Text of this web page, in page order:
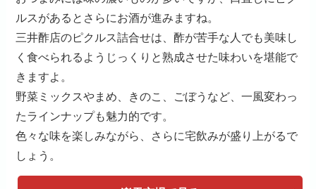
ルスがあるとさらにお酒が進みますね。
三井酢店のピクルス詰合せは、酢が苦手な人でも美味し
く食べられるようじっくりと熟成させた味わいを堪能で
きますよ。
野菜ミックスやまめ、きのこ、ごぼうなど、一風変わっ
たラインナップも魅力的です。
色々な味を楽しみながら、さらに宅飲みが盛り上がるで
しょう。